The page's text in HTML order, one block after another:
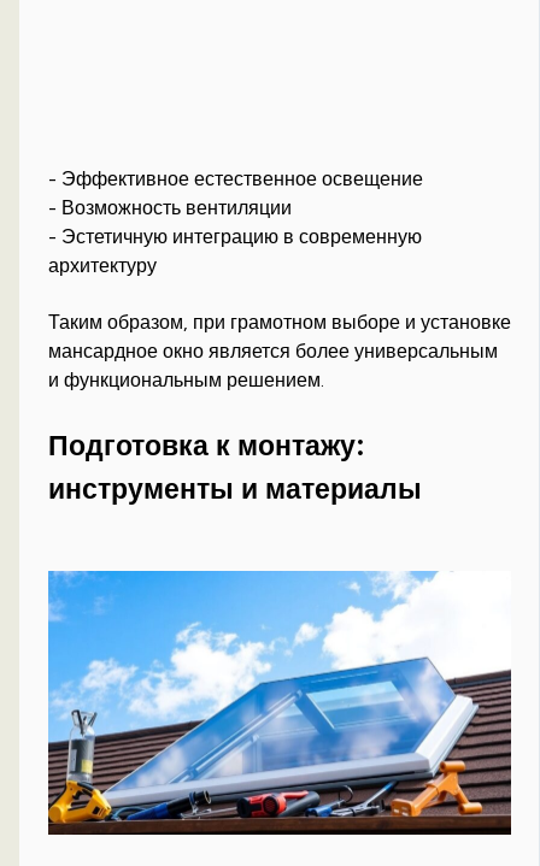
- Эффективное естественное освещение
- Возможность вентиляции
- Эстетичную интеграцию в современную
архитектуру
Таким образом, при грамотном выборе и установке
мансардное окно является более универсальным
и функциональным решением.
Подготовка к монтажу:
инструменты и материалы